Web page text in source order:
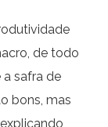
de todo
a safra de
bons, mas